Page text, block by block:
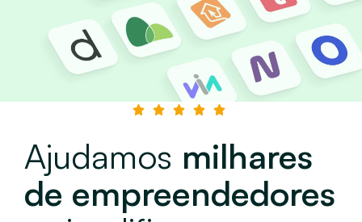
Ajudamos milhares
de empreendedores